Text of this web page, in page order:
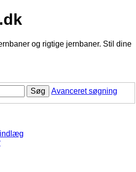
og rigtige jernbaner. Stil dine
Søg Avanceret søgning